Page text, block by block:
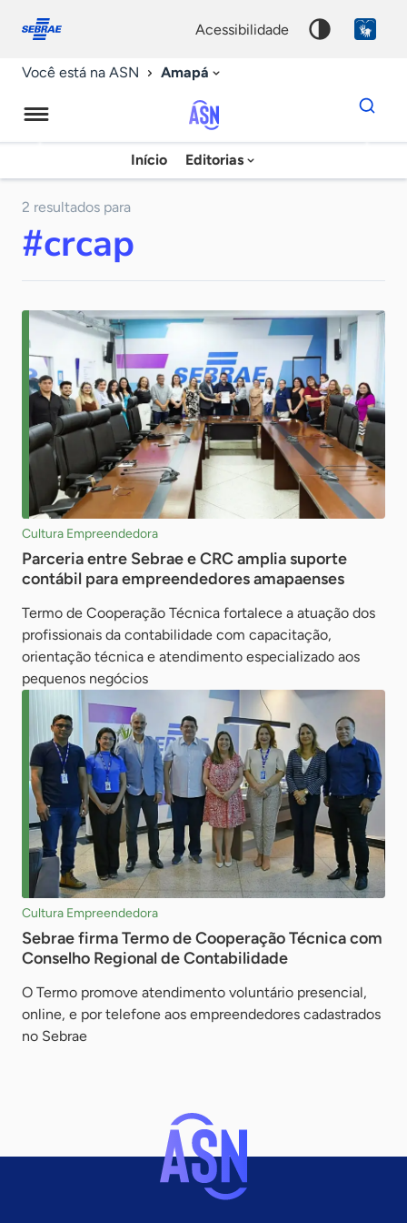
conosco
acessibilidade
Você está na ASN Amapá
Agência
Sebrae
Início Editorias
Dados
para
chave
2 resultados para
#crcap
Cultura Empreendedora
Parceria entre Sebrae e CRC amplia suporte
contábil para empreendedores amapaenses
Termo de Cooperação Técnica fortalece a atuação dos
profissionais da contabilidade com capacitação,
orientação técnica e atendimento especializado aos
pequenos negócios
Cultura Empreendedora
Sebrae firma Termo de Cooperação Técnica com
Conselho Regional de Contabilidade
O Termo promove atendimento voluntário presencial,
online, e por telefone aos empreendedores cadastrados
no Sebrae